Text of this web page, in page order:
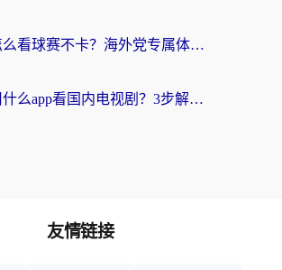
在国外怎么看球赛不卡？海外党专属体育直播自由指南
在国外用什么app看国内电视剧？3步解决版权限制+卡顿难题
友情链接